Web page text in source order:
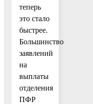
теперь
это стало
быстрее.
Большинство
заявлений
на
выплаты
отделения
ПФР